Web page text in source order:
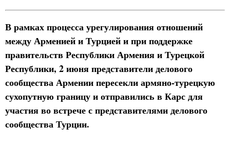
В рамках процесса урегулирования отношений
между Арменией и Турцией и при поддержке
правительств Республики Армения и Турецкой
Республики, 2 июня представители делового
сообщества Армении пересекли армяно-турецкую
сухопутную границу и отправились в Карс для
участия во встрече с представителями делового
сообщества Турции.